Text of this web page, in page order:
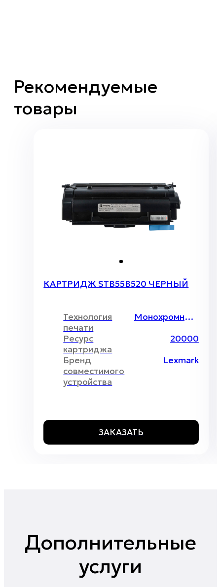
Рекомендуемые
товары
КАРТРИДЖ STB55B520 ЧЕРНЫЙ
Технология
печати
Монохромный лазер
Ресурс
картриджа
20000
Бренд
совместимого
устройства
Lexmark
ЗАКАЗАТЬ
Дополнительные
услуги